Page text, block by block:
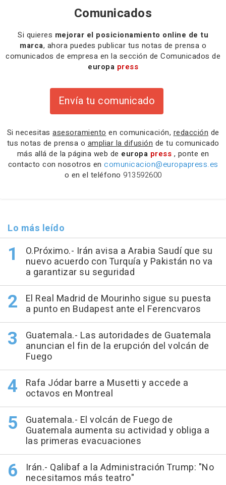
Comunicados
Si quieres mejorar el posicionamiento online de tu
marca, ahora puedes publicar tus notas de prensa o
comunicados de empresa en la sección de Comunicados de
europa press
Envía tu comunicado
Si necesitas asesoramiento en comunicación, redacción de
tus notas de prensa o ampliar la difusión de tu comunicado
más allá de la página web de europa press , ponte en
contacto con nosotros en comunicacion@europapress.es
o en el teléfono 913592600
Lo más leído
O.Próximo.- Irán avisa a Arabia Saudí que su
nuevo acuerdo con Turquía y Pakistán no va
a garantizar su seguridad
El Real Madrid de Mourinho sigue su puesta
a punto en Budapest ante el Ferencvaros
Guatemala.- Las autoridades de Guatemala
anuncian el fin de la erupción del volcán de
Fuego
Rafa Jódar barre a Musetti y accede a
octavos en Montreal
Guatemala.- El volcán de Fuego de
Guatemala aumenta su actividad y obliga a
las primeras evacuaciones
Irán.- Qalibaf a la Administración Trump: "No
necesitamos más teatro"